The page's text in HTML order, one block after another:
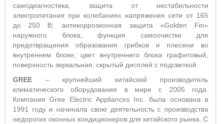
самодиагностика,защита от нестабильности
электропитания при колебаниях напряжения сети от 165
до 250 В; антикоррозионная защита «Golden Fin»
наружного блока; функция самоочистки для
предотвращения образования грибков и плесени во
внутреннем блоке; цвет внутреннего блока графитовый,
поверхность зеркальная; скрытый дисплей с подсветкой.
GREE – крупнейший китайский производитель
климатического оборудования в мире с 2005 года.
Компания Gree Electric Appliances Inc. была основана в
1991 году и начинала свою деятельность с производства
недорогих оконных кондиционеров для китайского рынка. С